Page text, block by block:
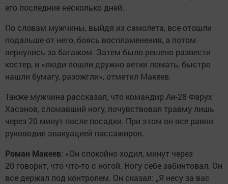
его последние несколько дней.
По словам мужчины, выйдя из самолета, все отошли
подальше от него, боясь воспламенения, а потом
вернулись за багажом. Затем было решено развести
костер, и «люди пошли дружно ветки ломать, быстро
нашли бумагу, разожгли», отметил Макеев.
Также мужчина рассказал, что командир Ан-28 Фарух
Хасанов, сломавший ногу, почувствовал травму лишь
через 20 минут после посадки. При этом он все равно
руководил эвакуацией пассажиров.
Роман Макеев: «Он спокойно ходил, минут через
20 говорит, что что-то с ногой. Ногу себе забинтовал. Он
все держал под контролем. Он сказал: „Я несу за вас